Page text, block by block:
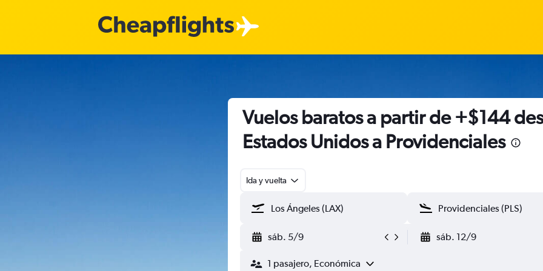
Vuelos baratos a partir de +$144
Estados Unidos a Providenciales
Ida y vuelta
sáb. 5/9 sáb. 12/9
1 pasajero, Económica